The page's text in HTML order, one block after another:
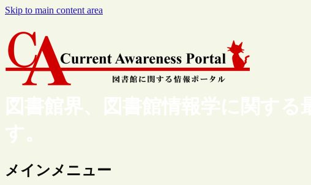
Skip to main content area
図書館界、図書館情報学に関す
す。
メインメニュー